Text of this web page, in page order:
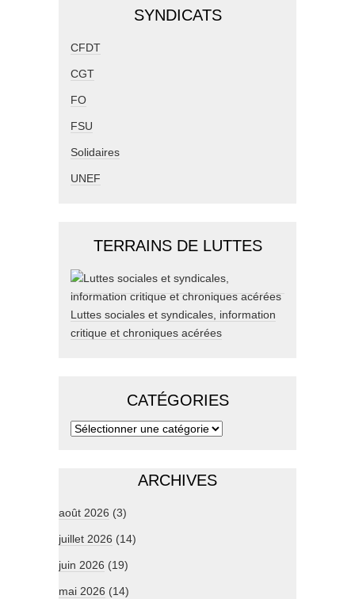
SYNDICATS
CFDT
CGT
FO
FSU
Solidaires
UNEF
TERRAINS DE LUTTES
Luttes sociales et syndicales, information
critique et chroniques acérées
CATÉGORIES
ARCHIVES
août 2026 (3)
juillet 2026 (14)
juin 2026 (19)
mai 2026 (14)